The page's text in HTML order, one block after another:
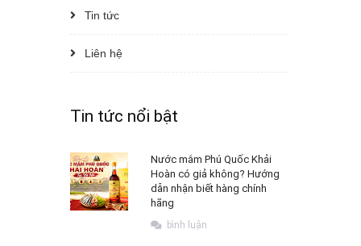
Tin tức
Liên hệ
Tin tức nổi bật
Nước mắm Phú Quốc Khải
Hoàn có giả không? Hướng
dẫn nhận biết hàng chính
hãng
bình luận